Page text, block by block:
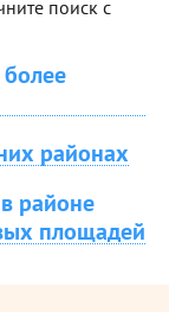
поиск с
районах
районе
площадей